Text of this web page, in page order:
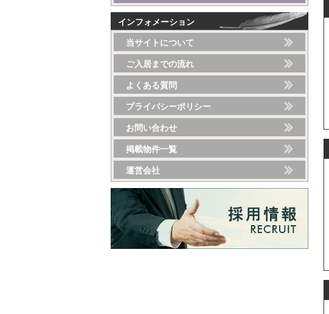
インフォメーション
当サイトについて
ご入居までの流れ
よくある質問
プライバシーポリシー
お問い合わせ
掲載物件一覧
運営会社